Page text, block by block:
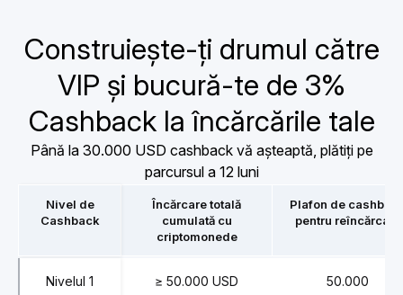
Construiește-ți drumul către
VIP și bucură-te de 3%
Cashback la încărcările tale
Până la 30.000 USD cashback vă așteaptă, plătiți pe
parcursul a 12 luni
Nivel de
Cashback
Încărcare totală
cumulată cu
criptomonede
Plafon de
pentru reîncărcare
Nivelul 1 ≥ 50.000 USD 50.000